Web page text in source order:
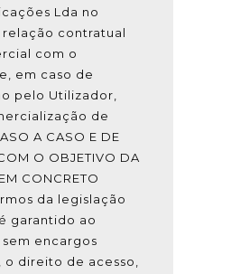
Lda no
contratual
com o
em caso de
pelo Utilizador,
de
A CASO E DE
O OBJETIVO DA
CONCRETO
da legislação
garantido ao
encargos
o direito de acesso,